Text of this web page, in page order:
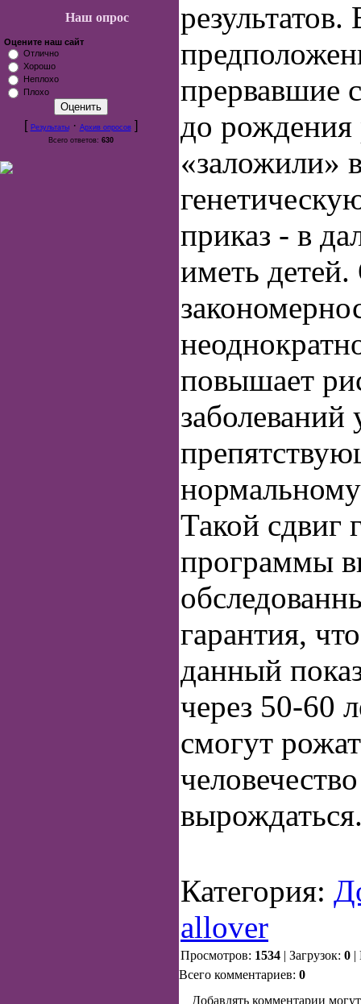
Наш опрос
Оцените наш сайт
Отлично
Хорошо
Неплохо
Плохо
[ Результаты· Архив опросов]
Всего ответов: 630
прервавшие
до рождения
«заложили»
приказ - в
иметь детей.
повышает
заболеваний
Такой сдвиг
программы
гарантия,
данный
через 50-60
смогут
Категория:
allover
Просмотров: 1534 | Загрузок: 0 |
Всего комментариев: 0
Добавлять комментарии